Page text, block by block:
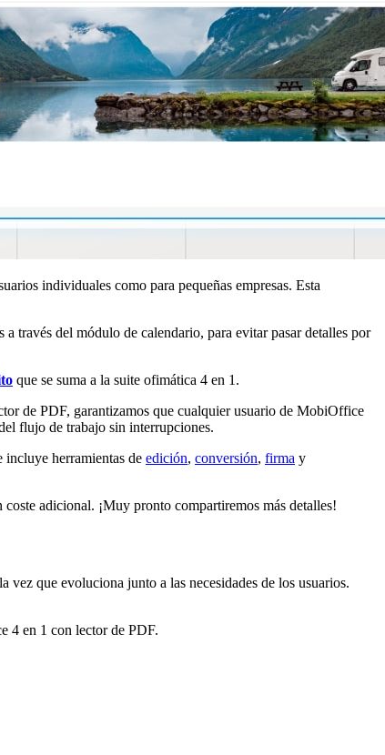
individuales como para pequeñas empresas. Esta
través del módulo de calendario, para evitar pasar detalles por
que se suma a la suite ofimática 4 en 1.
de PDF, garantizamos que cualquier usuario de MobiOffice
flujo de trabajo sin interrupciones.
incluye herramientas de edición, conversión, firma y
adicional. ¡Muy pronto compartiremos más detalles!
que evoluciona junto a las necesidades de los usuarios.
4 en 1 con lector de PDF.